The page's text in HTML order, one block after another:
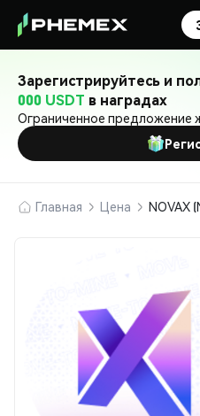
Зарегистрируйтесь и
000 USDT в наградах
Ограниченное предложение
Главная Цена NOVAX